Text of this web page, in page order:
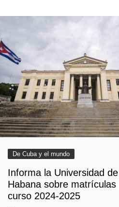
De Cuba y el mundo
Informa la Universidad
Habana sobre matrículas
curso 2024-2025